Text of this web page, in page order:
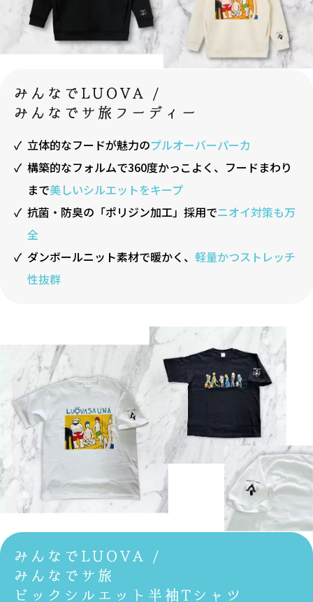
みんなでLUOVA /
みんなでサ旅フーディー
立体的なフードが魅力のプルオーバーパーカ
構築的なフォルムで360度かっこよく、フードまわり
まで美しいシルエットをキープ
抗菌・防臭の「ポリジン加工」採用でニオイ対策も万
全
ダンボールニット素材で暖かく、 軽量かつストレッチ
性抜群
みんなでLUOVA /
みんなでサ旅
ビックシルエット半袖Tシャツ